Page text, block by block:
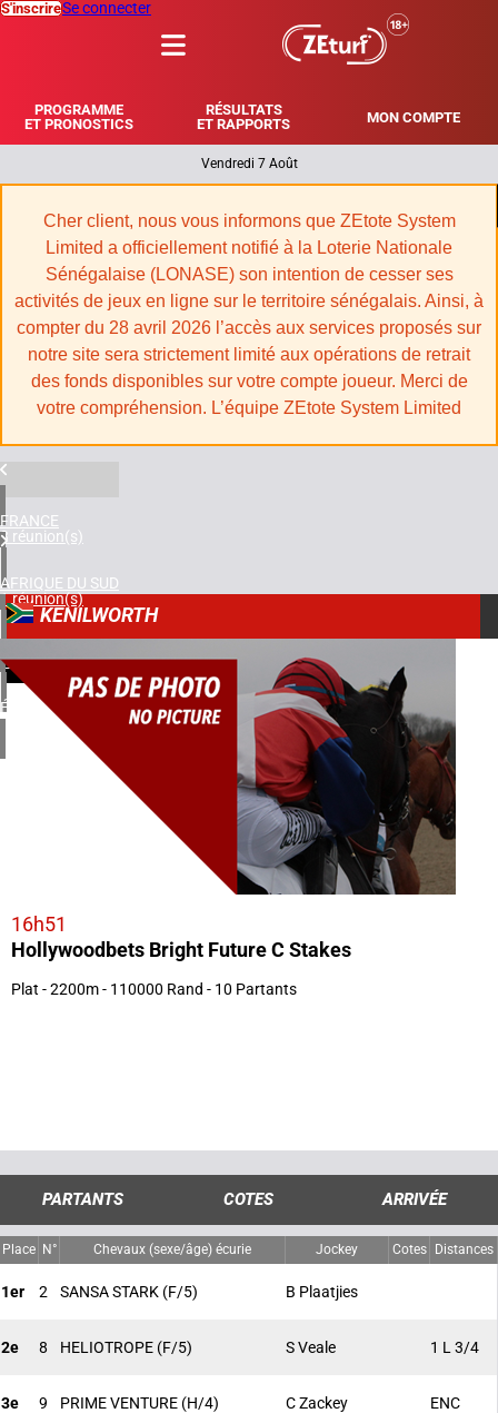
PROGRAMME
ET PRONOSTICS
RÉSULTATS
ET RAPPORTS
MON COMPTE
S'inscrireSe connecter
Vendredi 7 Août
Cher client, nous vous informons que ZEtote System
Limited a officiellement notifié à la Loterie Nationale
Sénégalaise (LONASE) son intention de cesser ses
activités de jeux en ligne sur le territoire sénégalais. Ainsi, à
compter du 28 avril 2026 l’accès aux services proposés sur
notre site sera strictement limité aux opérations de retrait
des fonds disponibles sur votre compte joueur. Merci de
votre compréhension. L’équipe ZEtote System Limited
FRANCE
3 réunion(s)
AFRIQUE DU SUD
1 réunion(s)
1 réunion(s)
ÉTATS-UNIS
1 réunion(s)
KENILWORTH
9
13/05/2025
16h51
Hollywoodbets Bright Future C Stakes
Plat - 2200m - 110000 Rand - 10 Partants
PARTANTS COTES ARRIVÉE
Place N° Chevaux (sexe/âge) écurie Jockey Cotes Distances
1er 2 SANSA STARK (F/5) B Plaatjies
2e 8 HELIOTROPE (F/5) S Veale 1 L 3/4
3e 9 PRIME VENTURE (H/4) C Zackey ENC